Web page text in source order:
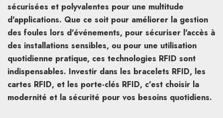
sécurisées et polyvalentes pour une multitude
d'applications. Que ce soit pour améliorer la gestion
des foules lors d'événements, pour sécuriser l'accès à
des installations sensibles, ou pour une utilisation
quotidienne pratique, ces technologies RFID sont
indispensables. Investir dans les bracelets RFID, les
cartes RFID, et les porte-clés RFID, c'est choisir la
modernité et la sécurité pour vos besoins quotidiens.